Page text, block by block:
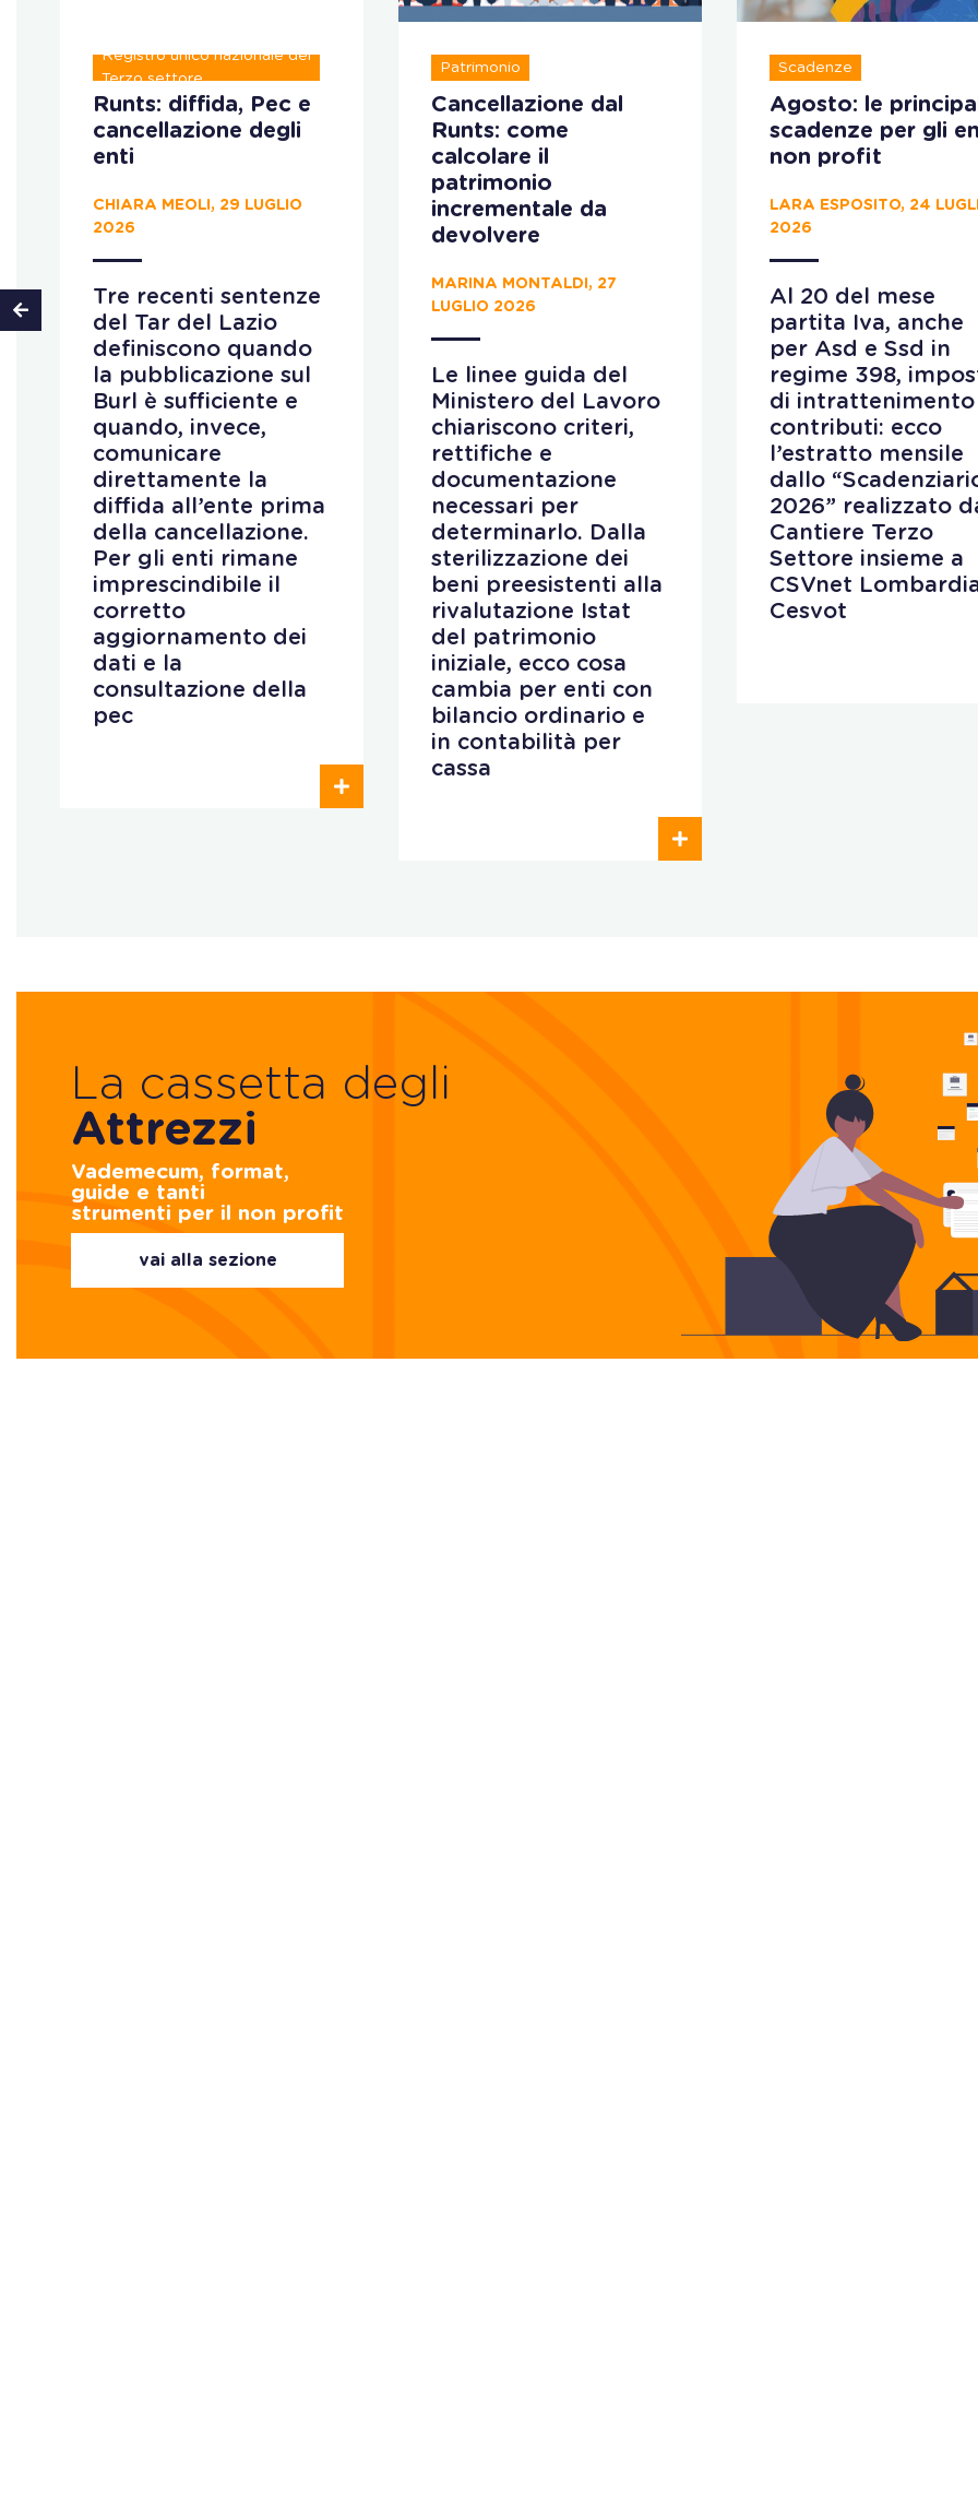
Registro unico nazionale del
Terzo settore
Runts: diffida, Pec e
cancellazione degli
enti
CHIARA MEOLI, 29 LUGLIO
2026
Tre recenti sentenze
del Tar del Lazio
definiscono quando
la pubblicazione sul
Burl è sufficiente e
quando, invece,
comunicare
direttamente la
diffida all’ente prima
della cancellazione.
Per gli enti rimane
imprescindibile il
corretto
aggiornamento dei
dati e la
consultazione della
pec
Patrimonio
Cancellazione dal
Runts: come
calcolare il
patrimonio
incrementale da
devolvere
MARINA MONTALDI, 27
LUGLIO 2026
Le linee guida del
Ministero del Lavoro
chiariscono criteri,
rettifiche e
documentazione
necessari per
determinarlo. Dalla
sterilizzazione dei
beni preesistenti alla
rivalutazione Istat
del patrimonio
iniziale, ecco cosa
cambia per enti con
bilancio ordinario e
in contabilità per
cassa
Scadenze
Agosto: le
scadenze per gli
non profit
LARA ESPOSITO, 24
2026
Al 20 del mese
partita Iva, anche
per Asd e Ssd in
regime 398,
di intrattenimento
contributi: ecco
l’estratto mensile
dallo
2026” realizzato
Cantiere Terzo
Settore insieme a
CSVnet
Cesvot
La cassetta degli
Attrezzi
Vademecum, format,
guide e tanti
strumenti per il non profit
vai alla sezione